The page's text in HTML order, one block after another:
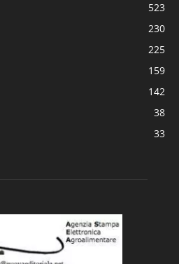
523
230
225
159
142
38
33